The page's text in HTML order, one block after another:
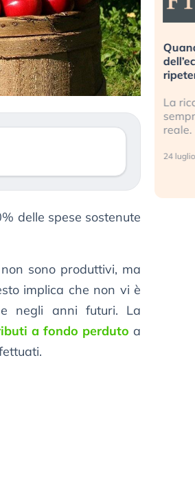
delle spese sostenute
sono produttivi, ma
implica che non vi è
negli anni futuri. La
a fondo perduto a
è rovinata». Investitori
panico dopo lo scoppio
AI
gli investitori retail (…)
La
reale.
24